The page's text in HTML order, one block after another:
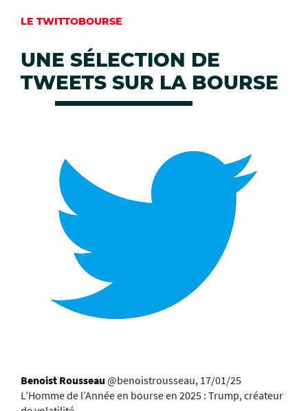
LE TWITTOBOURSE
UNE SÉLECTION DE
TWEETS SUR LA BOURSE
Benoist Rousseau @benoistrousseau, 17/01/25
L’Homme de l’Année en bourse en 2025 : Trump, créateur